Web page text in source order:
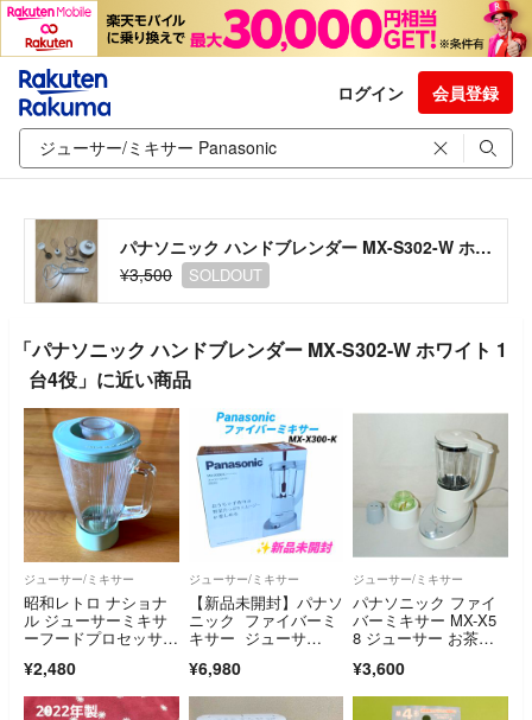
ログイン 会員登録
パナソニック ハンドブレンダー MX-S302-W ホワイト 1台4役
¥3,500
SOLDOUT
「パナソニック ハンドブレンダー MX-S302-W ホワイト 1
台4役」に近い商品
ジューサー/ミキサー
昭和レトロ ナショナ
ル ジューサーミキサ
ーフードプロセッサー
¥2,480
ジューサー/ミキサー
【新品未開封】パナソ
ニック ファイバーミ
キサー ジューサ
¥6,980
ジューサー/ミキサー
パナソニック ファイ
バーミキサー MX-X5
8 ジューサー お茶ミ
¥3,600